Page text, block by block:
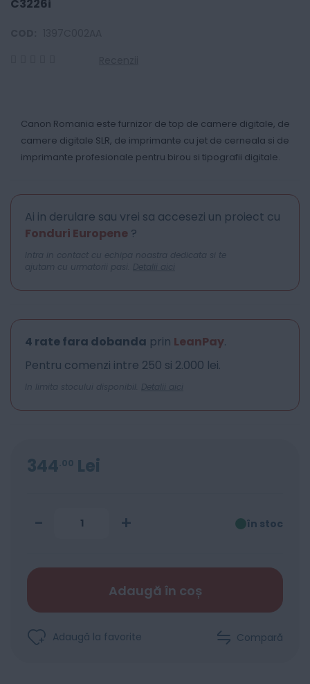
C3226i
Canon Romania este furnizor de top de camere digitale, de
camere digitale SLR, de imprimante cu jet de cerneala si de
imprimante profesionale pentru birou si tipografii digitale.
Ai in derulare sau vrei sa accesezi un proiect cu
Fonduri Europene ?
Intra in contact cu echipa noastra dedicata si te
ajutam cu urmatorii pasi. Detalii aici
4 rate fara dobanda prin LeanPay.
Pentru comenzi intre 250 si 2.000 lei.
In limita stocului disponibil. Detalii aici
344 00 Lei
- + în stoc
Adaugă în coș
Adaugă la favorite Compară